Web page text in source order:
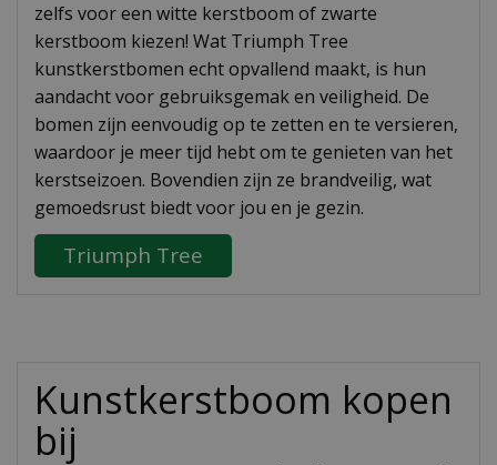
zelfs voor een witte kerstboom of zwarte
kerstboom kiezen! Wat Triumph Tree
kunstkerstbomen echt opvallend maakt, is hun
aandacht voor gebruiksgemak en veiligheid. De
bomen zijn eenvoudig op te zetten en te versieren,
waardoor je meer tijd hebt om te genieten van het
kerstseizoen. Bovendien zijn ze brandveilig, wat
gemoedsrust biedt voor jou en je gezin.
Triumph Tree
Kunstkerstboom kopen
bij